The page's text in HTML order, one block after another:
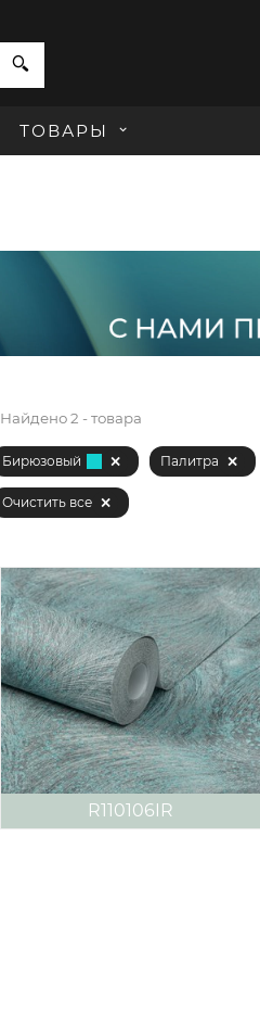
ТОВАРЫ
Найдено2 - товара
Бирюзовый Палитра
Очистить все
R110106IR